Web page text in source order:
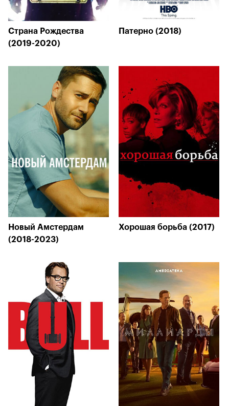
Страна Рождества
(2019-2020)
Патерно (2018)
Новый Амстердам
(2018-2023)
Хорошая борьба (2017)